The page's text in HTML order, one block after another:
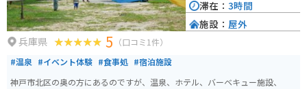
兵庫県 5 （口コミ1件）
#温泉 #イベント体験 #食事処 #宿泊施設
神戸市北区の奥の方にあるのですが、温泉、ホテル、バーベキュー施設、
滞在： 3時間
施設： 屋外